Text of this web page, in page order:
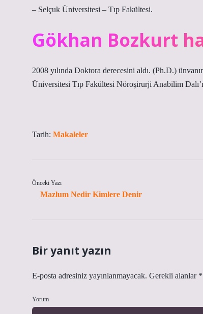
– Selçuk Üniversitesi – Tıp Fakültesi.
Gökhan Bozkurt
2008 yılında Doktora derecesini aldı. (Ph.D.)
Üniversitesi Tıp Fakültesi Nöroşirurji Anabilim
Tarih: Makaleler
Önceki Yazı
Mazlum Nedir Kimlere Denir
Bir yanıt yazın
E-posta adresiniz yayınlanmayacak. Gerekli alanlar *
Yorum